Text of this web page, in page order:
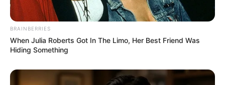
BRAINBERRIES
When Julia Roberts Got In The Limo, Her Best Friend Was
Hiding Something